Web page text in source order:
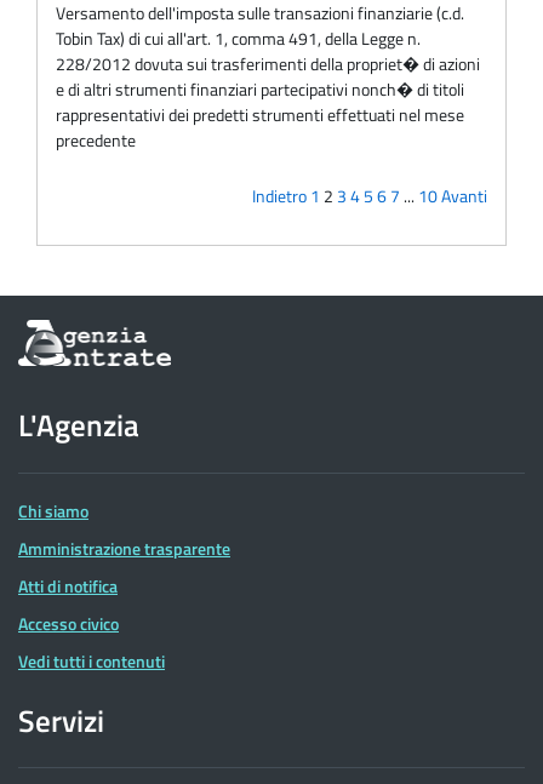
Versamento dell'imposta sulle transazioni finanziarie (c.d.
Tobin Tax) di cui all'art. 1, comma 491, della Legge n.
228/2012 dovuta sui trasferimenti della propriet� di azioni
e di altri strumenti finanziari partecipativi nonch� di titoli
rappresentativi dei predetti strumenti effettuati nel mese
precedente
Indietro1 2 34567 ... 10Avanti
Informazioni
sul
dell'Agenzia
delle
Entrate
L'Agenzia
Chi siamo
Amministrazione trasparente
Atti di notifica
Accesso civico
Vedi tutti i contenuti
Servizi